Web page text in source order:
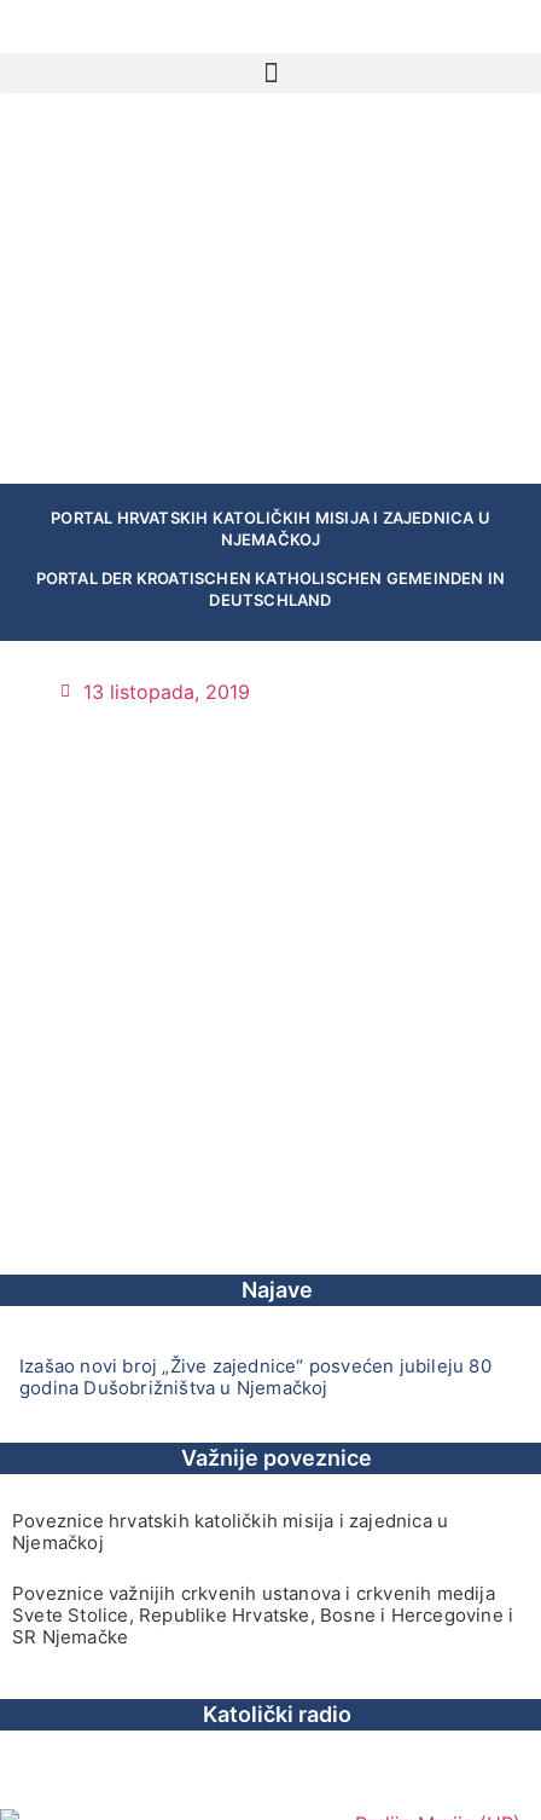
PORTAL HRVATSKIH KATOLIČKIH MISIJA I ZAJEDNICA U
NJEMAČKOJ
PORTAL DER KROATISCHEN KATHOLISCHEN GEMEINDEN IN
DEUTSCHLAND
13 listopada, 2019
Najave
Izašao novi broj „Žive zajednice“ posvećen jubileju 80
godina Dušobrižništva u Njemačkoj
Važnije poveznice
Poveznice hrvatskih katoličkih misija i zajednica u
Njemačkoj
Poveznice važnijih crkvenih ustanova i crkvenih medija
Svete Stolice, Republike Hrvatske, Bosne i Hercegovine i
SR Njemačke
Katolički radio